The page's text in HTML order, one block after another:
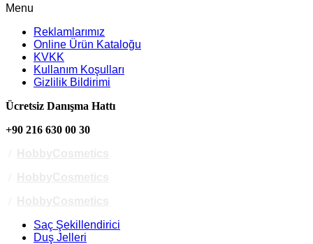
Menu
Reklamlarımız
Online Ürün Kataloğu
KVKK
Kullanım Koşulları
Gizlilik Bildirimi
Ücretsiz Danışma Hattı
+90 216 630 00 30
Saç Şekillendirici
Duş Jelleri